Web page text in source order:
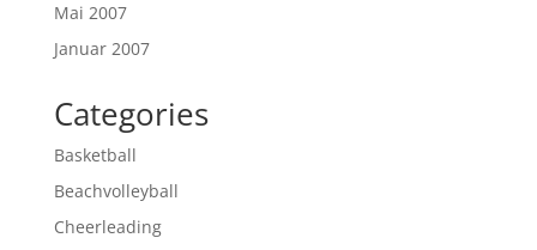
Mai 2007
Januar 2007
Categories
Basketball
Beachvolleyball
Cheerleading